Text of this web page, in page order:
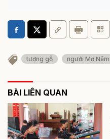
tượng gỗ người Mơ Nâm
BÀI LIÊN QUAN